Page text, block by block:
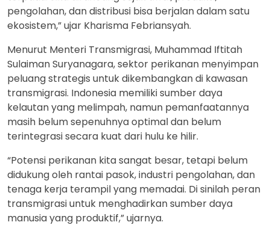
pengolahan, dan distribusi bisa berjalan dalam satu
ekosistem,” ujar Kharisma Febriansyah.
Menurut Menteri Transmigrasi, Muhammad Iftitah
Sulaiman Suryanagara, sektor perikanan menyimpan
peluang strategis untuk dikembangkan di kawasan
transmigrasi. Indonesia memiliki sumber daya
kelautan yang melimpah, namun pemanfaatannya
masih belum sepenuhnya optimal dan belum
terintegrasi secara kuat dari hulu ke hilir.
“Potensi perikanan kita sangat besar, tetapi belum
didukung oleh rantai pasok, industri pengolahan, dan
tenaga kerja terampil yang memadai. Di sinilah peran
transmigrasi untuk menghadirkan sumber daya
manusia yang produktif,” ujarnya.